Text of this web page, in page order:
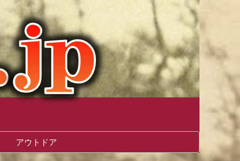
アウトドア